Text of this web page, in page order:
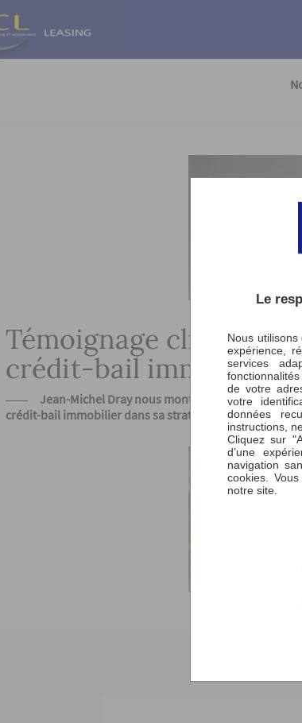
Témoignage client :
crédit-bail immobilier
Jean-Michel Dray nous montre les avantages du
crédit-bail immobilier dans sa stratégie financière
Le
Nous
expérience,
services
de votre
votre
données
instructions,
Cliquez sur
d’une
navigation
cookies.
notre site.